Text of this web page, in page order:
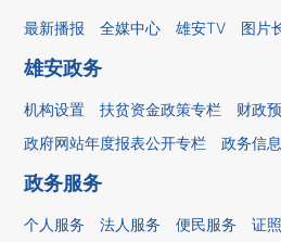
最新播报 全媒中心 雄安TV 图片
雄安政务
机构设置 扶贫资金政策专栏
财政
政府网站年度报表公开专栏
政务信息
政务服务
个人服务 法人服务 便民服务 证